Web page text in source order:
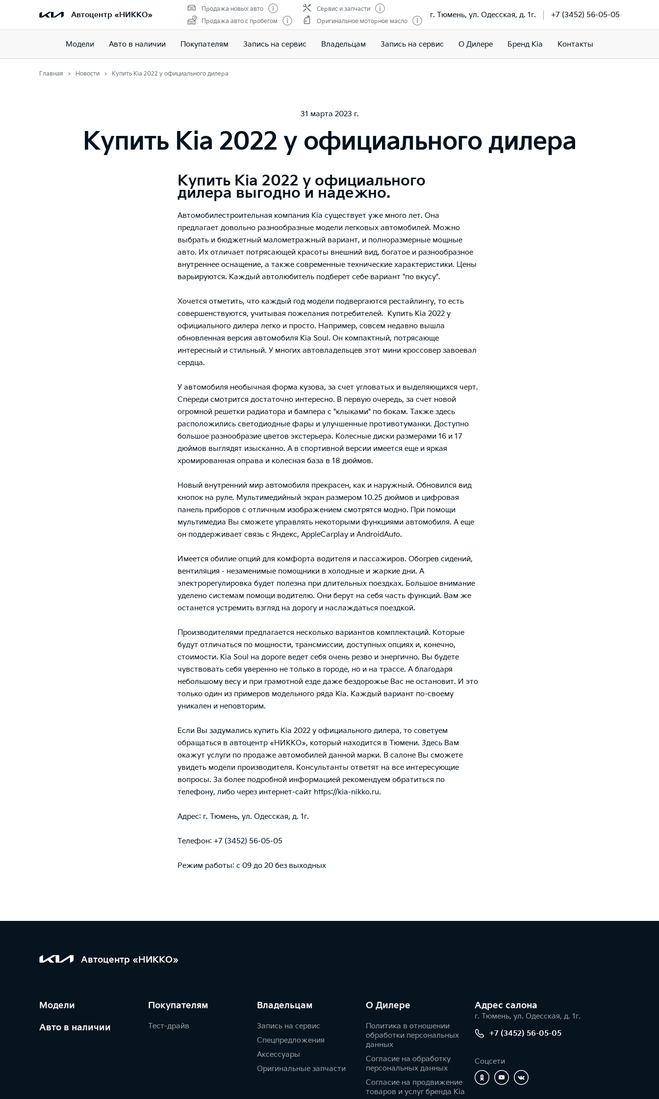
Автоцентр «НИККО»
Продажа новых авто
Продажа авто с пробегом
Сервис и запчасти
Оригинальное моторное масло
г. Тюмень, ул. Одесская, д. 1г. +7 (3452) 56-05-05
Модели Авто в наличии Покупателям Запись на сервис Владельцам Запись на сервис О Дилере Бренд Kia Контакты
Главная Новости Купить Kia 2022 у официального дилера
31 марта 2023 г.
Купить Kia 2022 у официального дилера
Купить Kia 2022 у официального
дилера выгодно и надежно.
Автомобилестроительная компания Kia существует уже много лет. Она
предлагает довольно разнообразные модели легковых автомобилей. Можно
выбрать и бюджетный малометражный вариант, и полноразмерные мощные
авто. Их отличает потрясающей красоты внешний вид, богатое и разнообразное
внутреннее оснащение, а также современные технические характеристики. Цены
варьируются. Каждый автолюбитель подберет себе вариант "по вкусу".
Хочется отметить, что каждый год модели подвергаются рестайлингу, то есть
совершенствуются, учитывая пожелания потребителей. Купить Kia 2022 у
официального дилера легко и просто. Например, совсем недавно вышла
обновленная версия автомобиля Kia Soul. Он компактный, потрясающе
интересный и стильный. У многих автовладельцев этот мини кроссовер завоевал
сердца.
У автомобиля необычная форма кузова, за счет угловатых и выделяющихся черт.
Спереди смотрится достаточно интересно. В первую очередь, за счет новой
огромной решетки радиатора и бампера с "клыками" по бокам. Также здесь
расположились светодиодные фары и улучшенные противотуманки. Доступно
большое разнообразие цветов экстерьера. Колесные диски размерами 16 и 17
дюймов выглядят изысканно. А в спортивной версии имеется еще и яркая
хромированная оправа и колесная база в 18 дюймов.
Новый внутренний мир автомобиля прекрасен, как и наружный. Обновился вид
кнопок на руле. Мультимедийный экран размером 10.25 дюймов и цифровая
панель приборов с отличным изображением смотрятся модно. При помощи
мультимедиа Вы сможете управлять некоторыми функциями автомобиля. А еще
он поддерживает связь с Яндекс, AppleCarplay и AndroidAuto.
Имеется обилие опций для комфорта водителя и пассажиров. Обогрев сидений,
вентиляция - незаменимые помощники в холодные и жаркие дни. А
электрорегулировка будет полезна при длительных поездках. Большое внимание
уделено системам помощи водителю. Они берут на себя часть функций. Вам же
останется устремить взгляд на дорогу и наслаждаться поездкой.
Производителями предлагается несколько вариантов комплектаций. Которые
будут отличаться по мощности, трансмиссии, доступных опциях и, конечно,
стоимости. Kia Soul на дороге ведет себя очень резво и энергично. Вы будете
чувствовать себя уверенно не только в городе, но и на трассе. А благодаря
небольшому весу и при грамотной езде даже бездорожье Вас не остановит. И это
только один из примеров модельного ряда Kia. Каждый вариант по-своему
уникален и неповторим.
Если Вы задумались купить Kia 2022 у официального дилера, то советуем
обращаться в автоцентр «НИККО», который находится в Тюмени. Здесь Вам
окажут услуги по продаже автомобилей данной марки. В салоне Вы сможете
увидеть модели производителя. Консультанты ответят на все интересующие
вопросы. За более подробной информацией рекомендуем обратиться по
телефону, либо через интернет-сайт https://kia-nikko.ru.
Адрес: г. Тюмень, ул. Одесская, д. 1г.
Телефон: +7 (3452) 56-05-05
Режим работы: с 09 до 20 без выходных
Автоцентр «НИККО»
Модели
Авто в наличии
Покупателям
Тест-драйв
Владельцам
Запись на сервис
Спецпредложения
Аксессуары
Оригинальные запчасти
О Дилере
Политика в отношении
обработки персональных
данных
Согласие на обработку
персональных данных
Согласие на продвижение
товаров и услуг бренда Kia
Адрес салонa
г. Тюмень, ул. Одесская, д. 1г.
+7 (3452) 56-05-05
Соцсети